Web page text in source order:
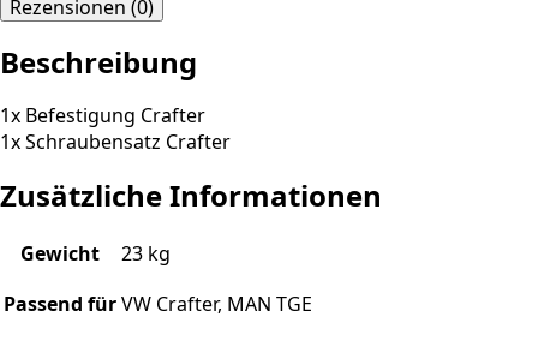
Rezensionen (0)
Beschreibung
1x Befestigung Crafter
1x Schraubensatz Crafter
Zusätzliche Informationen
Gewicht
23 kg
Passend fürVW Crafter, MAN TGE